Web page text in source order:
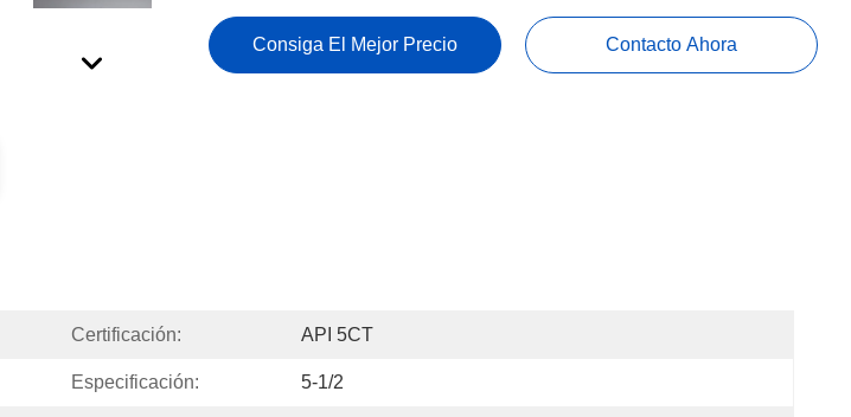
Consiga El Mejor Precio Contacto Ahora
Certificación: API 5CT
Especificación: 5-1/2